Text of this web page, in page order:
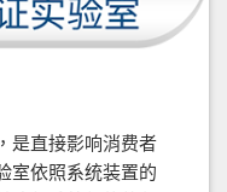
是直接影响消费者
室依照系统装置的